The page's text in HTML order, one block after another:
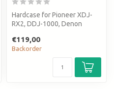
Hardcase for Pioneer XDJ-
RX2, DDJ-1000, Denon
€119,00
Backorder